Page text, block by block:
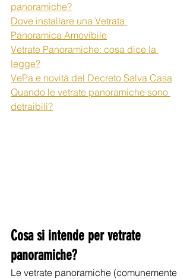
panoramiche?
Dove installare una Vetrata
Panoramica Amovibile
Vetrate Panoramiche: cosa dice la
legge?
VePa e novità del Decreto Salva Casa
Quando le vetrate panoramiche sono
detraibili?
Cosa si intende per vetrate
panoramiche?
Le vetrate panoramiche (comunemente